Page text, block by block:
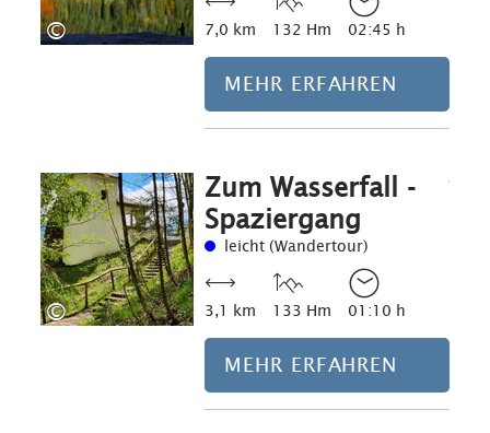
© 7,0 km 132 Hm 02:45 h
MEHR ERFAHREN
©
Zum Wasserfall -
Spaziergang
leicht (Wandertour)
3,1 km 133 Hm 01:10 h
MEHR ERFAHREN